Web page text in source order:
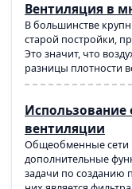
Вентиляция в
В большинстве
старой постройки,
Это значит, что
разницы плотности
Использование
вентиляции
Общеобменные сети
дополнительные
задачи по созданию